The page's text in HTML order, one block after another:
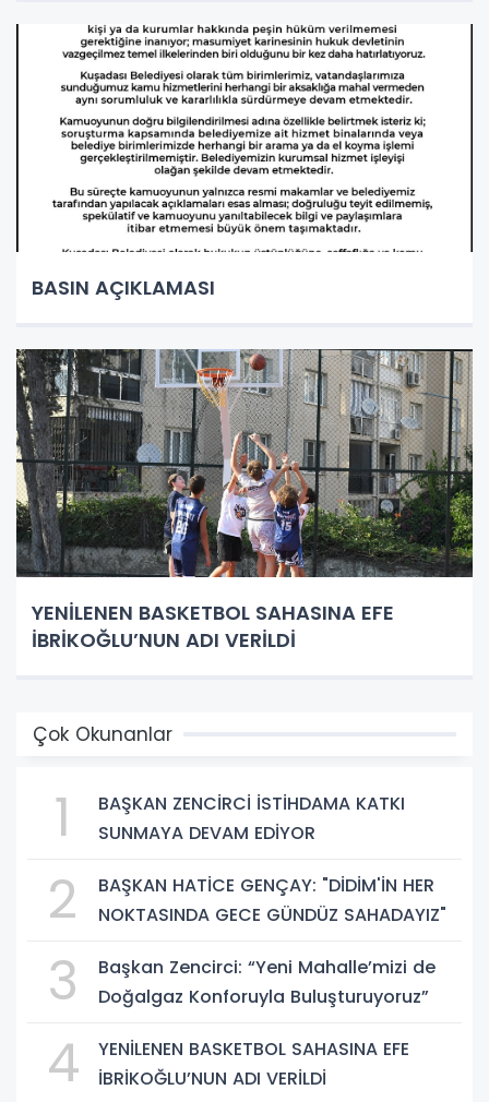
BASIN AÇIKLAMASI
YENİLENEN BASKETBOL SAHASINA EFE
İBRİKOĞLU’NUN ADI VERİLDİ
Çok Okunanlar
1
BAŞKAN ZENCİRCİ İSTİHDAMA KATKI
SUNMAYA DEVAM EDİYOR
2
BAŞKAN HATİCE GENÇAY: "DİDİM'İN HER
NOKTASINDA GECE GÜNDÜZ SAHADAYIZ"
3
Başkan Zencirci: “Yeni Mahalle’mizi de
Doğalgaz Konforuyla Buluşturuyoruz”
4
YENİLENEN BASKETBOL SAHASINA EFE
İBRİKOĞLU’NUN ADI VERİLDİ